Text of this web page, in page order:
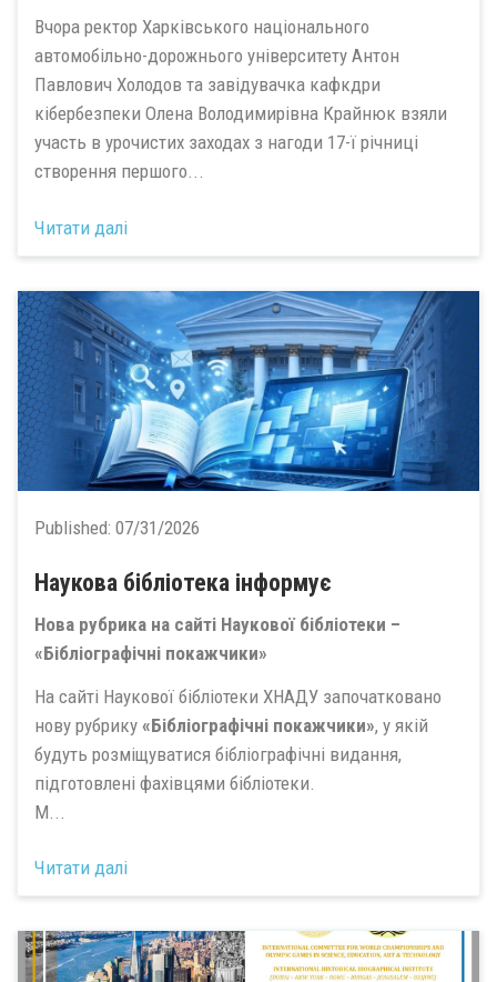
Вчора ректор Харківського національного
автомобільно-дорожнього університету Антон
Павлович Холодов та завідувачка кафкдри
кібербезпеки Олена Володимирівна Крайнюк взяли
участь в урочистих заходах з нагоди 17-ї річниці
створення першого...
Читати далі
Published: 07/31/2026
Наукова бібліотека інформує
Нова рубрика на сайті Наукової бібліотеки –
«Бібліографічні покажчики»
На сайті Наукової бібліотеки ХНАДУ започатковано
нову рубрику «Бібліографічні покажчики», у якій
будуть розміщуватися бібліографічні видання,
підготовлені фахівцями бібліотеки.
М...
Читати далі